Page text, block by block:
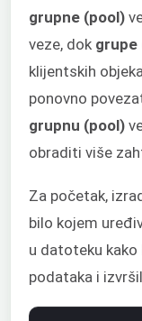
grupne (pool)
veze, dok grupe
klijentskih
ponovno
grupnu (pool)
obraditi više
Za početak,
bilo kojem
u datoteku
podataka i